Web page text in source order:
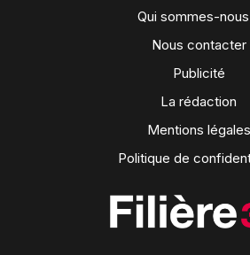
Qui sommes-
Nous contacter
Publicité
La rédaction
Mentions légales
Politique de